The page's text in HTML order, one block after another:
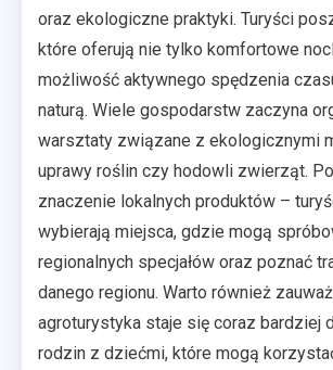
oraz ekologiczne praktyki. Turyści
które oferują nie tylko komfortowe
możliwość aktywnego spędzenia
naturą. Wiele gospodarstw zaczyna
warsztaty związane z ekologicznymi
uprawy roślin czy hodowli zwierząt.
znaczenie lokalnych produktów –
wybierają miejsca, gdzie mogą
regionalnych specjałów oraz poznać
danego regionu. Warto również
agroturystyka staje się coraz bardziej
rodzin z dziećmi, które mogą